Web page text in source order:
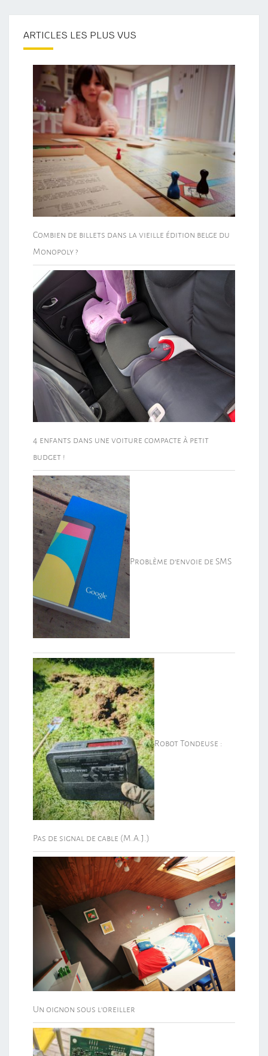
ARTICLES LES PLUS VUS
Combien de billets dans la vieille édition belge du
Monopoly ?
4 enfants dans une voiture compacte à petit
budget !
Problème d’envoie de SMS
Robot Tondeuse :
Pas de signal de cable (M.A.J.)
Un oignon sous l’oreiller